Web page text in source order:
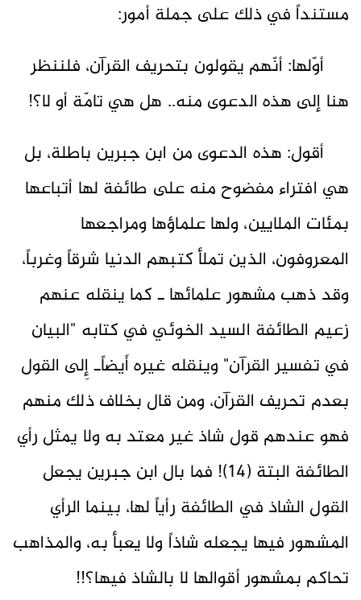
مستنداً في ذلك على جملة أمور:
أوّلها: أنّهم يقولون بتحريف القرآن، فلننظر
هنا إلى هذه الدعوى منه.. هل هي تامّة أو لا؟!
أقول: هذه الدعوى من ابن جبرين باطلة، بل
هي افتراء مفضوح منه على طائفة لها أتباعها
بمئات الملايين، ولها علماؤها ومراجعها
المعروفون، الذين تملأ كتبهم الدنيا شرقاً وغرباً،
وقد ذهب مشهور علمائها ـ كما ينقله عنهم
زعيم الطائفة السيد الخوئي في كتابه "البيان
في تفسير القرآن" وينقله غيره أَيضاًـ إِلى القول
بعدم تحريف القرآن، ومن قال بخلاف ذلك منهم
فهو عندهم قول شاذ غير معتد به ولا يمثل رأي
الطائفة البتة (14)! فما بال ابن جبرين يجعل
القول الشاذ في الطائفة رأياً لها، بينما الرأي
المشهور فيها يجعله شاذاً ولا يعبأ به، والمذاهب
تحاكم بمشهور أقوالها لا بالشاذ فيها؟!!